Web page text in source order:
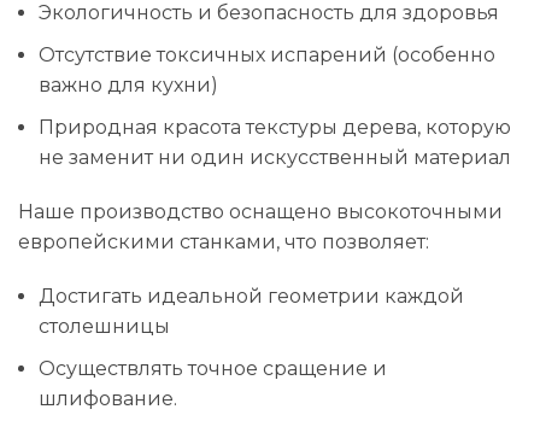
Экологичность и безопасность для здоровья
Отсутствие токсичных испарений (особенно
важно для кухни)
Природная красота текстуры дерева, которую
не заменит ни один искусственный материал
Наше производство оснащено высокоточными
европейскими станками, что позволяет:
Достигать идеальной геометрии каждой
столешницы
Осуществлять точное сращение и
шлифование.